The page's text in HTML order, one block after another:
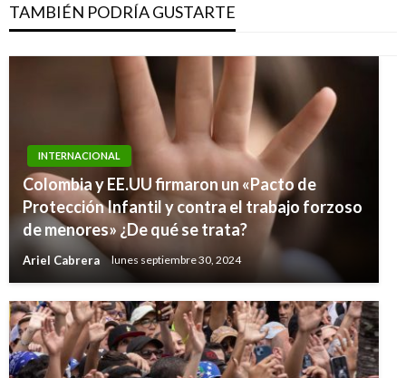
TAMBIÉN PODRÍA GUSTARTE
INTERNACIONAL
Colombia y EE.UU firmaron un «Pacto de
Protección Infantil y contra el trabajo forzoso
de menores» ¿De qué se trata?
Ariel Cabrera lunes septiembre 30, 2024